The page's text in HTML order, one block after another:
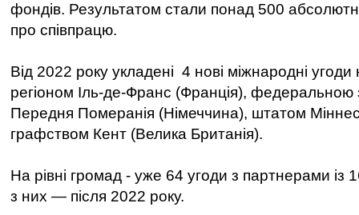
фондів. Результатом стали понад 500
про співпрацю.
Від 2022 року укладені 4 нові міжнародні угоди
регіоном Іль-де-Франс (Франція),
Передня Померанія (Німеччина), штатом
графством Кент (Велика Британія).
На рівні громад - уже 64 угоди з партнерами із
з них — після 2022 року.